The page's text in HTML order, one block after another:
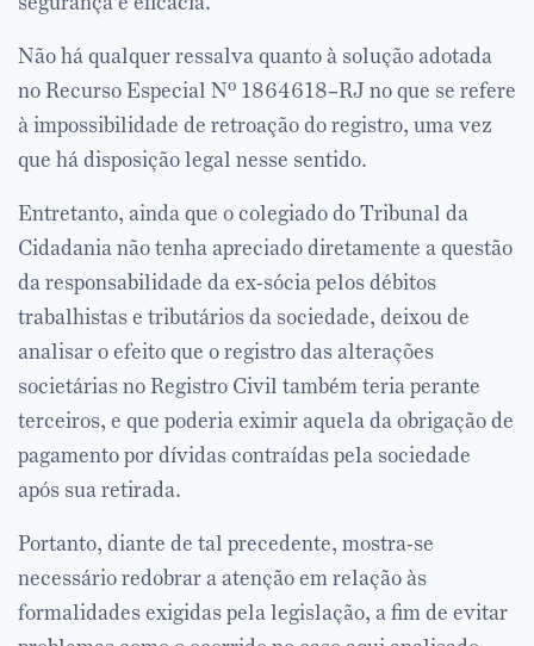
Não há qualquer ressalva quanto à solução adotada
no Recurso Especial Nº 1864618–RJ no que se refere
à impossibilidade de retroação do registro, uma vez
que há disposição legal nesse sentido.
Entretanto, ainda que o colegiado do Tribunal da
Cidadania não tenha apreciado diretamente a questão
da responsabilidade da ex-sócia pelos débitos
trabalhistas e tributários da sociedade, deixou de
analisar o efeito que o registro das alterações
societárias no Registro Civil também teria perante
terceiros, e que poderia eximir aquela da obrigação de
pagamento por dívidas contraídas pela sociedade
após sua retirada.
Portanto, diante de tal precedente, mostra-se
necessário redobrar a atenção em relação às
formalidades exigidas pela legislação, a fim de evitar